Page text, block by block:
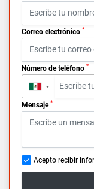
Correo electrónico *
Número de teléfono *
▼
Mensaje *
Acepto recibir